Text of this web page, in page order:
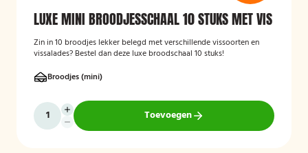
LUXE MINI BROODJESSCHAAL 10 STUKS MET VIS
Zin in 10 broodjes lekker belegd met verschillende vissoorten en
vissalades? Bestel dan deze luxe broodschaal 10 stuks!
Broodjes (mini)
Toevoegen